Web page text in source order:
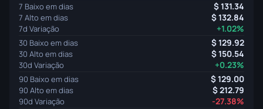
7 Baixo em dias 131.34
7 Alto em dias 132.84
7d Variação +1.02%
30 Baixo em dias 129.92
30 Alto em dias 150.54
30d Variação +0.23%
90 Baixo em dias 129.00
90 Alto em dias 212.79
90d Variação -27.38%